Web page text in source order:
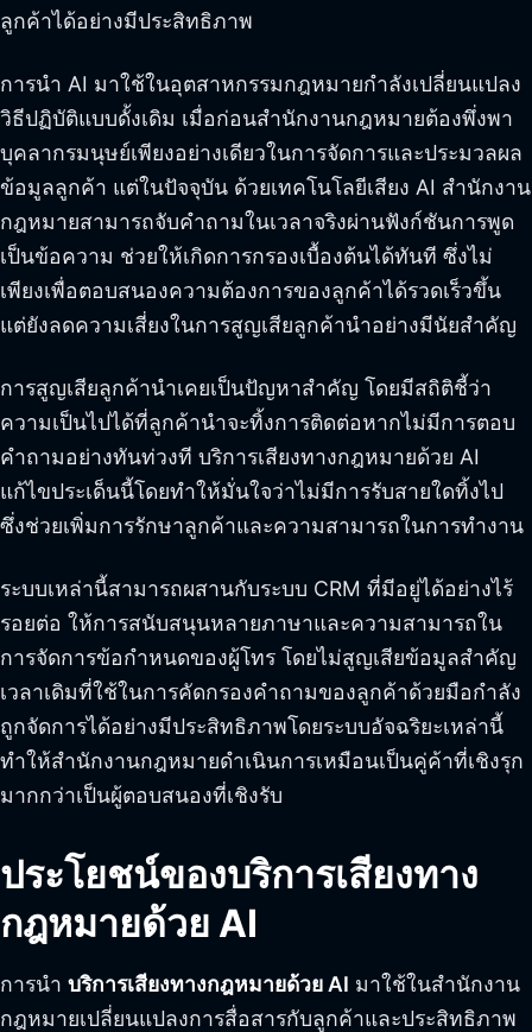
ลูกค้าได้อย่างมีประสิทธิภาพ
การนำ AI มาใช้ในอุตสาหกรรมกฎหมายกำลังเปลี่ยนแปลง
วิธีปฏิบัติแบบดั้งเดิม เมื่อก่อนสำนักงานกฎหมายต้องพึ่งพา
บุคลากรมนุษย์เพียงอย่างเดียวในการจัดการและประมวลผล
ข้อมูลลูกค้า แต่ในปัจจุบัน ด้วยเทคโนโลยีเสียง AI สำนักงาน
กฎหมายสามารถจับคำถามในเวลาจริงผ่านฟังก์ชันการพูด
เป็นข้อความ ช่วยให้เกิดการกรองเบื้องต้นได้ทันที ซึ่งไม่
เพียงเพื่อตอบสนองความต้องการของลูกค้าได้รวดเร็วขึ้น
แต่ยังลดความเสี่ยงในการสูญเสียลูกค้านำอย่างมีนัยสำคัญ
การสูญเสียลูกค้านำเคยเป็นปัญหาสำคัญ โดยมีสถิติชี้ว่า
ความเป็นไปได้ที่ลูกค้านำจะทิ้งการติดต่อหากไม่มีการตอบ
คำถามอย่างทันท่วงที บริการเสียงทางกฎหมายด้วย AI
แก้ไขประเด็นนี้โดยทำให้มั่นใจว่าไม่มีการรับสายใดทิ้งไป
ซึ่งช่วยเพิ่มการรักษาลูกค้าและความสามารถในการทำงาน
ระบบเหล่านี้สามารถผสานกับระบบ CRM ที่มีอยู่ได้อย่างไร้
รอยต่อ ให้การสนับสนุนหลายภาษาและความสามารถใน
การจัดการข้อกำหนดของผู้โทร โดยไม่สูญเสียข้อมูลสำคัญ
เวลาเดิมที่ใช้ในการคัดกรองคำถามของลูกค้าด้วยมือกำลัง
ถูกจัดการได้อย่างมีประสิทธิภาพโดยระบบอัจฉริยะเหล่านี้
ทำให้สำนักงานกฎหมายดำเนินการเหมือนเป็นคู่ค้าที่เชิงรุก
มากกว่าเป็นผู้ตอบสนองที่เชิงรับ
ประโยชน์ของบริการเสียงทาง
กฎหมายด้วย AI
การนำ บริการเสียงทางกฎหมายด้วย AI มาใช้ในสำนักงาน
กฎหมายเปลี่ยนแปลงการสื่อสารกับลูกค้าและประสิทธิภาพ